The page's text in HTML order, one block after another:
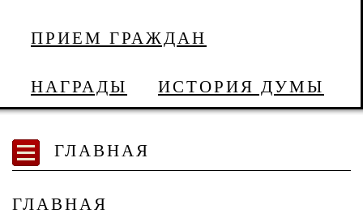
ПРИЕМ ГРАЖДАН
НАГРАДЫ ИСТОРИЯ ДУМЫ
ГЛАВНАЯ
ГЛАВНАЯ